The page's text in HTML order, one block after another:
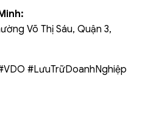
Võ Thị Sáu, Quận 3,
#LưuTrữDoanhNghiệp